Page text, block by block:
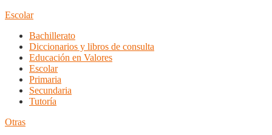
Escolar
Bachillerato
Diccionarios y libros de consulta
Educación en Valores
Escolar
Primaria
Secundaria
Tutoría
Otras